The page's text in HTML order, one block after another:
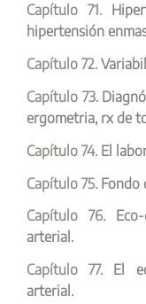
Capítulo 71.
hipertensión
Capítulo 72.
Capítulo 73.
ergometria, rx de
Capítulo 74. El
Capítulo 75. Fondo
Capítulo 76.
arterial.
Capítulo 77. El
arterial.